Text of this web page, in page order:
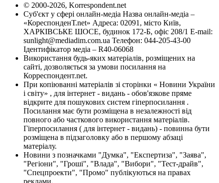
© 2000-2026, Korrespondent.net
Суб'єкт у сфері онлайн-медіа Назва онлайн-медіа –
«КореспонденТ.net» Адреса: 02091, місто Київ,
ХАРКІВСЬКЕ ШОСЕ, будинок 172-Б, офіс 208/1 E-mail:
sunlight@mediadim.com.ua Телефон: 044-205-43-00
Ідентифікатор медіа – R40-06068
Використання будь-яких матеріалів, розміщених на
сайті, дозволяється за умови посилання на
Корреспондент.net.
При копіюванні матеріалів зі сторінки « Новини України
і світу» , для інтернет - видань - обов'язкове пряме
відкрите для пошукових систем гіперпосилання .
Посилання має бути розміщена в незалежності від
повного або часткового використання матеріалів.
Гіперпосилання ( для інтернет - видань) - повинна бути
розміщена в підзаголовку або в першому абзаці
матеріалу.
Новини з позначками "Думка", "Експертиза", "Заява",
"Регіони", "Гроші", "Влада", "Вибори", "Тест-драйв",
"Спецпроекти", "Промо" публікуються на правах
реклами.